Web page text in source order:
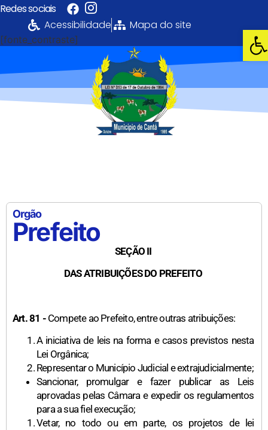
Redes sociais
Acessibilidade
Mapa do site
[fonte_contraste]
Orgão
Prefeito
SEÇÃO II
DAS ATRIBUIÇÕES DO PREFEITO
Art. 81 -Compete ao Prefeito, entre outras atribuições:
A iniciativa de leis na forma e casos previstos nesta
Lei Orgânica;
Representar o Município Judicial e extrajudicialmente;
Sancionar, promulgar e fazer publicar as Leis
aprovadas pelas Câmara e expedir os regulamentos
para a sua fiel execução;
Vetar, no todo ou em parte, os projetos de lei